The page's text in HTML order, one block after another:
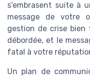
s'embrasent suite à
message de votre
gestion de crise bien
débordée, et le
fatal à votre
Un plan de